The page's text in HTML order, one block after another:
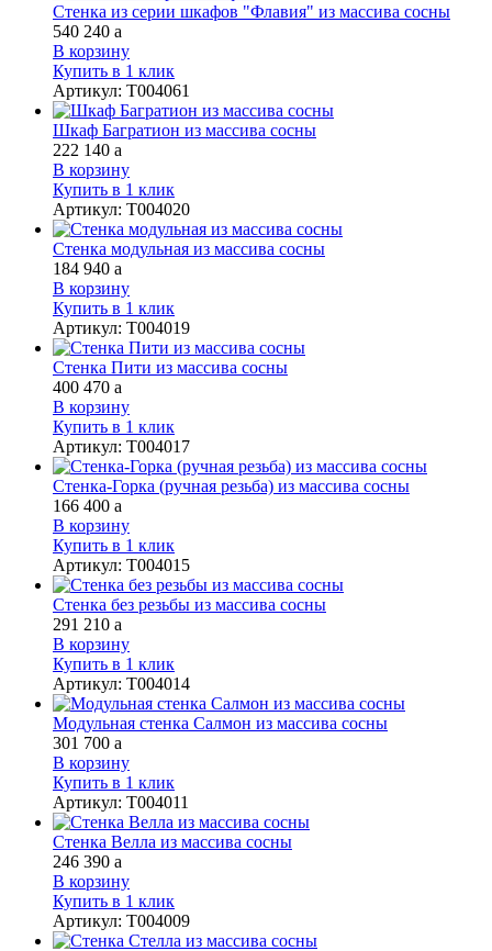
Стенка из серии шкафов "Флавия" из массива сосны
540 240 a
В корзину
Купить в 1 клик
Артикул: Т004061
Шкаф Багратион из массива сосны
222 140 a
В корзину
Купить в 1 клик
Артикул: Т004020
Стенка модульная из массива сосны
184 940 a
В корзину
Купить в 1 клик
Артикул: Т004019
Стенка Пити из массива сосны
400 470 a
В корзину
Купить в 1 клик
Артикул: Т004017
Стенка-Горка (ручная резьба) из массива сосны
166 400 a
В корзину
Купить в 1 клик
Артикул: Т004015
Стенка без резьбы из массива сосны
291 210 a
В корзину
Купить в 1 клик
Артикул: Т004014
Модульная стенка Салмон из массива сосны
301 700 a
В корзину
Купить в 1 клик
Артикул: Т004011
Стенка Велла из массива сосны
246 390 a
В корзину
Купить в 1 клик
Артикул: Т004009